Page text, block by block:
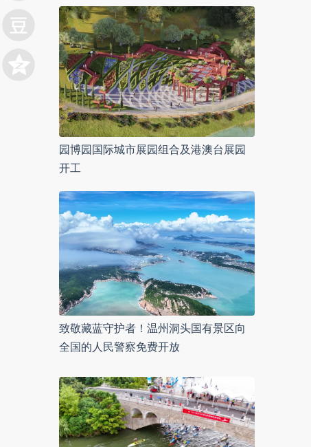
园博园国际城市展园组合及港澳台展园
开工
致敬藏蓝守护者！温州洞头国有景区向
全国的人民警察免费开放